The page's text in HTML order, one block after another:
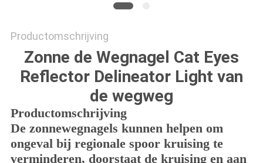
Productomschrijving
Zonne de Wegnagel Cat Eyes
Reflector Delineator Light van
de wegweg
Productomschrijving
De zonnewegnagels kunnen helpen om
ongeval bij regionale spoor kruising te
verminderen, doorstaat de kruising en aan